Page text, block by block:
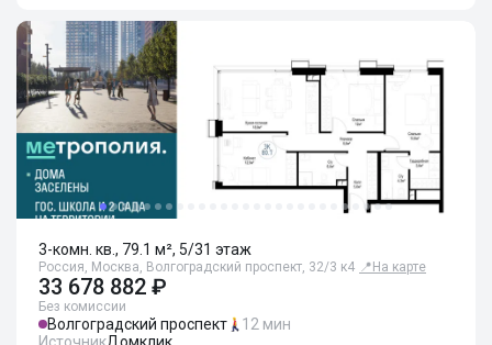
3-комн. кв., 79.1 м², 5/31 этаж
Россия, Москва, Волгоградский проспект, 32/3 к4 📍 На карте
33 678 882 ₽
Без комиссии
Волгоградский проспект
12 мин